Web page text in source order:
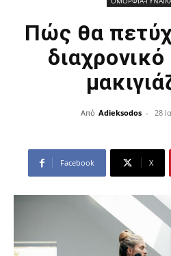
Πώς θα
Από Adieksodos - 28
Facebook X